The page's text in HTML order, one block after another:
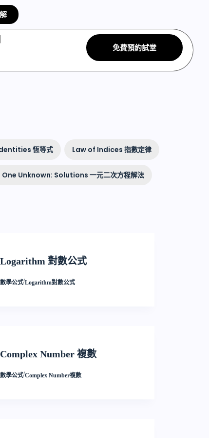
免費預約試堂
恆等式 Law of Indices 指數定律
Unknown: Solutions 一元二次方程解法
Logarithm 對數公式
數學公式/Logarithm對數公式
Complex Number 複數
數學公式/Complex Number複數